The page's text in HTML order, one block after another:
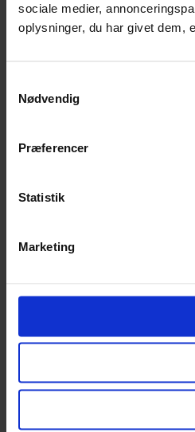
sociale medier,
oplysninger, du har givet dem,
Nødvendig
Præferencer
Statistik
Marketing
CVR 43041649
Facebook-f Instagram
Handelsbetingelser
Handelsbetingelser
Om Yarn Every Wear
Mandag – Fredag 10:00 –
Copyright © 2022.Design &